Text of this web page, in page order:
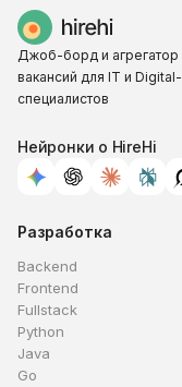
Джоб-борд и агрегатор
вакансий для IT и Digital-
специалистов
Нейронки о HireHi
Разработка
Backend
Frontend
Fullstack
Python
Java
Go